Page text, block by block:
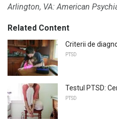
Arlington, VA: American
Related Content
Criterii de
PTSD
Testul PTSD:
PTSD